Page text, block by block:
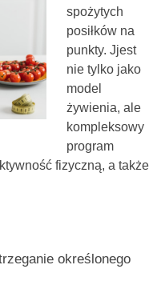
spożytych
posiłków na
punkty. Jjest
nie tylko jako
model
żywienia, ale
kompleksowy
program
fizyczną, a także
określonego